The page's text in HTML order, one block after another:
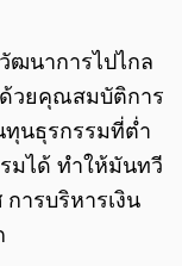
ฒนาการไปไกล
ด้วยคุณสมบัติการ
ทุนธุรกรรมที่ต่ำ
มได้ ทำให้มันทวี
ารบริหารเงิน